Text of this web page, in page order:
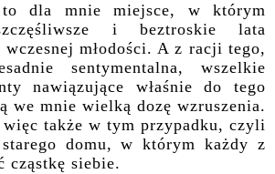
to dla mnie miejsce, w którym
i beztroskie lata
młodości. A z racji tego,
sentymentalna, wszelkie
nawiązujące właśnie do tego
we mnie wielką dozę wzruszenia.
więc także w tym przypadku, czyli
domu, w którym każdy z
cząstkę siebie.